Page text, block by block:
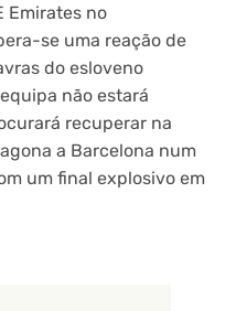
Emirates no
se uma reação de
do esloveno
não estará
recuperar na
a Barcelona num
um final explosivo em